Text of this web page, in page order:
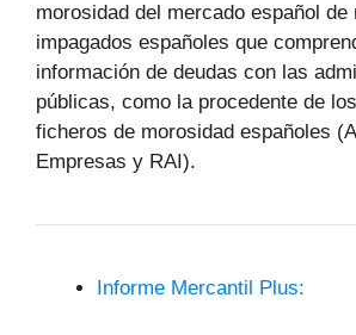
morosidad del mercado español de
impagados españoles que
información de deudas con las
públicas, como la procedente de
ficheros de morosidad españoles
Empresas y RAI).
Informe Mercantil Plus: